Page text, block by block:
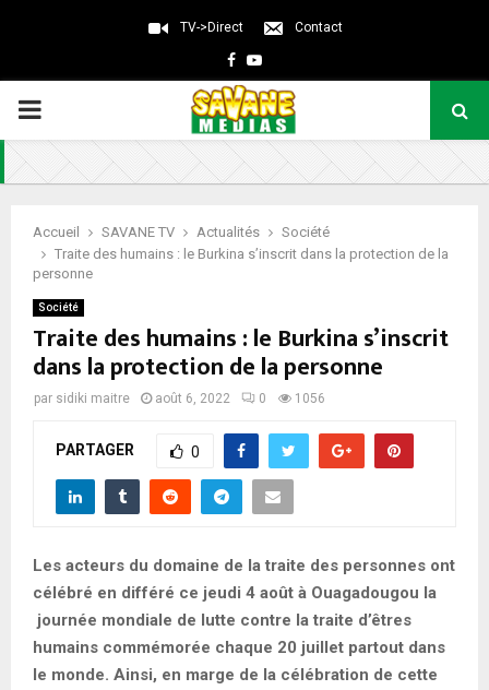
TV->Direct Contact
Facebook
Youtube
PRIMARY
MENU
Accueil SAVANE TV Actualités
Société
Traite des humains : le Burkina s’inscrit dans la protection de la
personne
Société
Traite des humains : le Burkina s’inscrit
dans la protection de la personne
par sidiki maitre août 6, 2022 0 1056
PARTAGER 0
Les acteurs du domaine de la traite des personnes ont
célébré en différé ce jeudi 4 août à Ouagadougou la
journée mondiale de lutte contre la traite d’êtres
humains commémorée chaque 20 juillet partout dans
le monde. Ainsi, en marge de la célébration de cette